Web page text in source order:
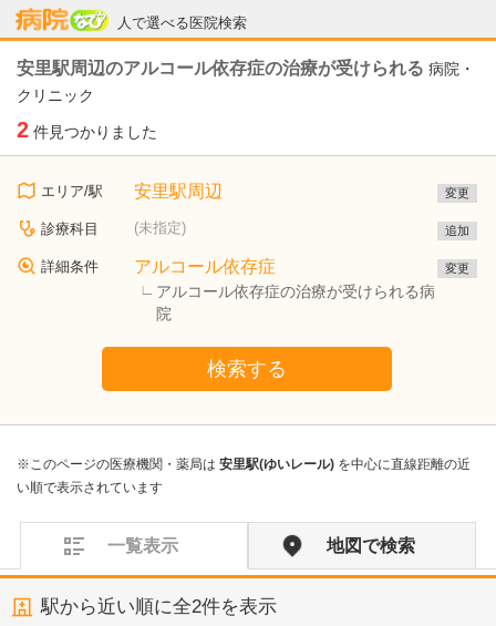
人で選べる医院検索
病院なび
安里駅周辺のアルコール依存症の治療が受けられる 病院・
クリニック
2 件見つかりました
エリア/駅 安里駅周辺 変更
診療科目 (未指定) 追加
詳細条件 アルコール依存症
アルコール依存症の治療が受けられる病
院
変更
検索する
※このページの医療機関・薬局は 安里駅(ゆいレール) を中心に直線距離の近
い順で表示されています
一覧表示 地図で検索
駅から近い順に全2件を表示